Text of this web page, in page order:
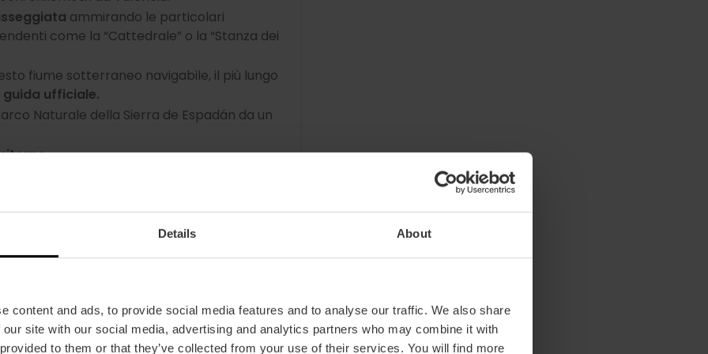
Details About
content and ads, to provide social media features and to analyse our traffic. We also share
site with our social media, advertising and analytics partners who may combine it with
to them or that they’ve collected from your use of their services. You will find more
ammirando le particolari
come la “Cattedrale” o la “Stanza dei
fiume sotterraneo navigabile, il più lungo
ufficiale.
Naturale della Sierra de Espadán da un
della natura
gioiello naturale sotto forma di grotta
e bella. È possibile percorrere l’itinerario